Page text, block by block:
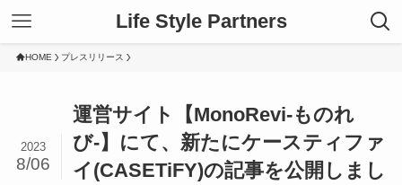
Life Style Partners
HOME プレスリリース
運営サイト【MonoRevi-ものれ
び-】にて、新たにケースティファ
イ(CASETiFY)の記事を公開しまし
2023
8/06